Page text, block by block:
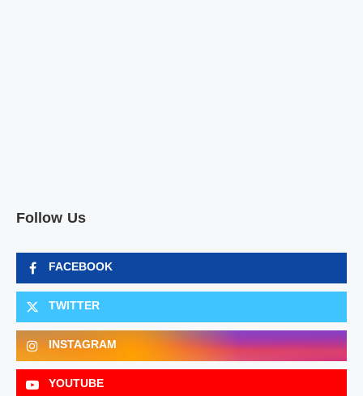
Follow Us
FACEBOOK
TWITTER
INSTAGRAM
YOUTUBE